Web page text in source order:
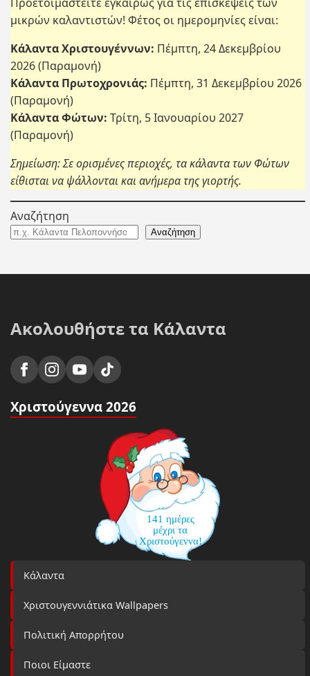
μικρών καλαντιστών! Φέτος οι ημερομηνίες είναι:
Κάλαντα Χριστουγέννων: Πέμπτη, 24 Δεκεμβρίου
2026 (Παραμονή)
Κάλαντα Πρωτοχρονιάς: Πέμπτη, 31 Δεκεμβρίου 2026
(Παραμονή)
Κάλαντα Φώτων: Τρίτη, 5 Ιανουαρίου 2027
(Παραμονή)
Σημείωση: Σε ορισμένες περιοχές, τα κάλαντα των Φώτων
είθισται να ψάλλονται και ανήμερα της γιορτής.
Αναζήτηση
Αναζήτηση
Ακολουθήστε τα Κάλαντα
Χριστούγεννα 2026
141 ημέρες
μέχρι τα
Χριστούγεννα!
Κάλαντα
Χριστουγεννιάτικα Wallpapers
Πολιτική Απορρήτου
Ποιοι Είμαστε